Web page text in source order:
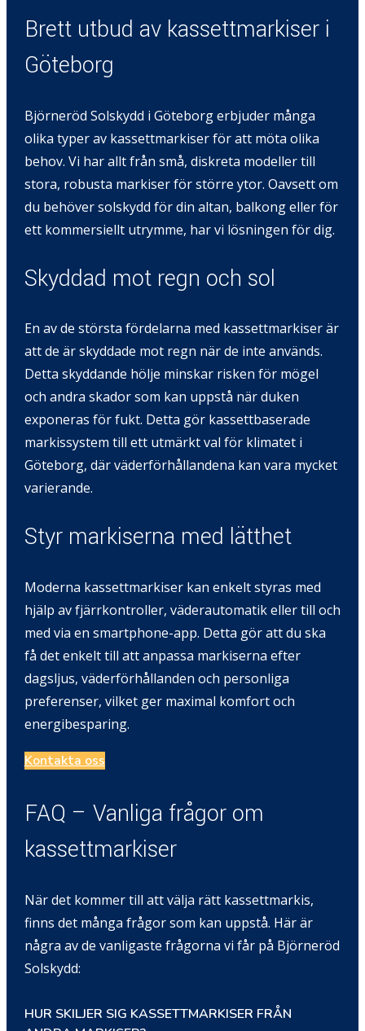
Brett utbud av kassettmarkiser i
Göteborg
Björneröd Solskydd i Göteborg erbjuder många
olika typer av kassettmarkiser för att möta olika
behov. Vi har allt från små, diskreta modeller till
stora, robusta markiser för större ytor. Oavsett om
du behöver solskydd för din altan, balkong eller för
ett kommersiellt utrymme, har vi lösningen för dig.
Skyddad mot regn och sol
En av de största fördelarna med kassettmarkiser är
att de är skyddade mot regn när de inte används.
Detta skyddande hölje minskar risken för mögel
och andra skador som kan uppstå när duken
exponeras för fukt. Detta gör kassettbaserade
markissystem till ett utmärkt val för klimatet i
Göteborg, där väderförhållandena kan vara mycket
varierande.
Styr markiserna med lätthet
Moderna kassettmarkiser kan enkelt styras med
hjälp av fjärrkontroller, väderautomatik eller till och
med via en smartphone-app. Detta gör att du ska
få det enkelt till att anpassa markiserna efter
dagsljus, väderförhållanden och personliga
preferenser, vilket ger maximal komfort och
energibesparing.
Kontakta oss
FAQ – Vanliga frågor om
kassettmarkiser
När det kommer till att välja rätt kassettmarkis,
finns det många frågor som kan uppstå. Här är
några av de vanligaste frågorna vi får på Björneröd
Solskydd:
HUR SKILJER SIG KASSETTMARKISER FRÅN